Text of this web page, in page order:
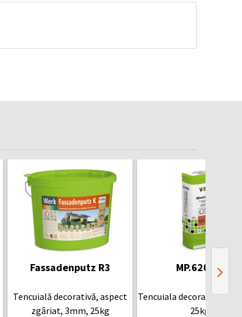
Fassadenputz R3
Tencuială decorativă, aspect
zgâriat, 3mm, 25kg
MP.620 R2
Tencuiala decorativă
25kg